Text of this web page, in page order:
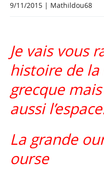
9/11/2015 | Mathildou68
Je vais vous
histoire de
grecque
aussi
La grande
ourse